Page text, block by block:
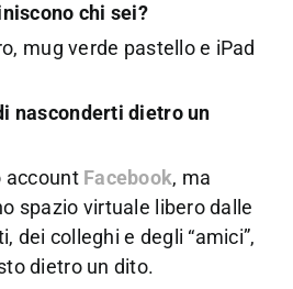
chi sei?
mug verde pastello e iPad
nasconderti dietro un
account Facebook, ma
spazio virtuale libero dalle
dei colleghi e degli “amici”,
dietro un dito.